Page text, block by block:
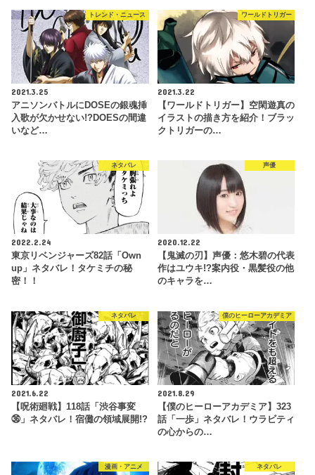
トレンド・ニュース
2021.3.25
アニソンバトルにDOSEの銀魂挿
入歌が欠かせない!?DOESの間違
いなど…
ワールドトリガー
2021.3.22
【ワールドトリガー】空閑遊真の
イラストの描き方を紹介！ブラッ
クトリガーの…
ネタバレ
2022.2.24
東京リベンジャーズ82話「Own
up」ネタバレ！タケミチの秘
密！！
声優
2020.12.22
【鬼滅の刃】声優：悠木碧の代表
作はユウキ!?案内役・黒髪役の他
のキャラを…
ネタバレ
2021.6.22
【呪術廻戦】118話「渋谷事変
㊱」ネタバレ！宿儺の領域展開!?
僕のヒーローアカデミア
2021.8.29
【僕のヒーローアカデミア】323
話「一歩」ネタバレ！ウラビティ
の心からの…
漫画・アニメ ネタバレ